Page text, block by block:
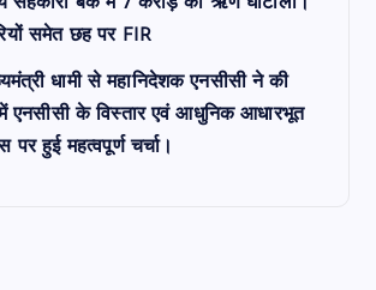
समेत छह पर FIR
धामी से महानिदेशक एनसीसी ने की
एनसीसी के विस्तार एवं आधुनिक आधारभूत
हुई महत्वपूर्ण चर्चा।